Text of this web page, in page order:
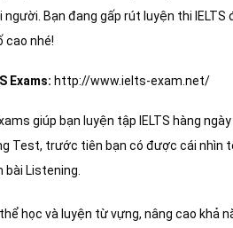
người. Bạn đang gấp rút luyện thi
cao nhé!
Exams: http://www.ielts-exam.net/
giúp bạn luyện tập IELTS hàng
Test, trước tiên bạn có được cái nhìn
bài Listening.
học và luyện từ vựng, nâng cao khả